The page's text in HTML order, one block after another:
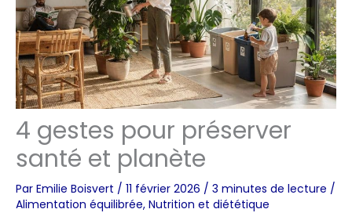
4 gestes pour préserver
santé et planète
Par Emilie Boisvert / 11 février 2026 / 3 minutes de lecture /
Alimentation équilibrée, Nutrition et diététique